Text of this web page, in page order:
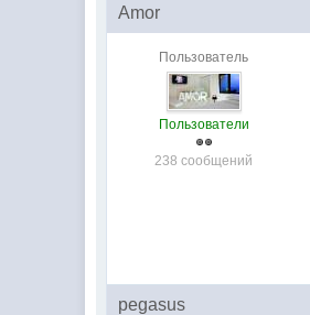
Amor
Пользователь
Пользователи
238 сообщений
pegasus